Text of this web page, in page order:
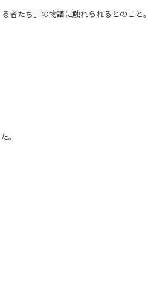
者たち」の物語に触れられるとのこと。
。